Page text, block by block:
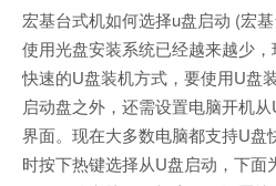
宏基台式机如何选择u盘启动 (宏
使用光盘安装系统已经越来越少
快速的U盘装机方式，要使用U盘
启动盘之外，还需设置电脑开机
界面。现在大多数电脑都支持U盘
时按下热键选择从U盘启动，下面